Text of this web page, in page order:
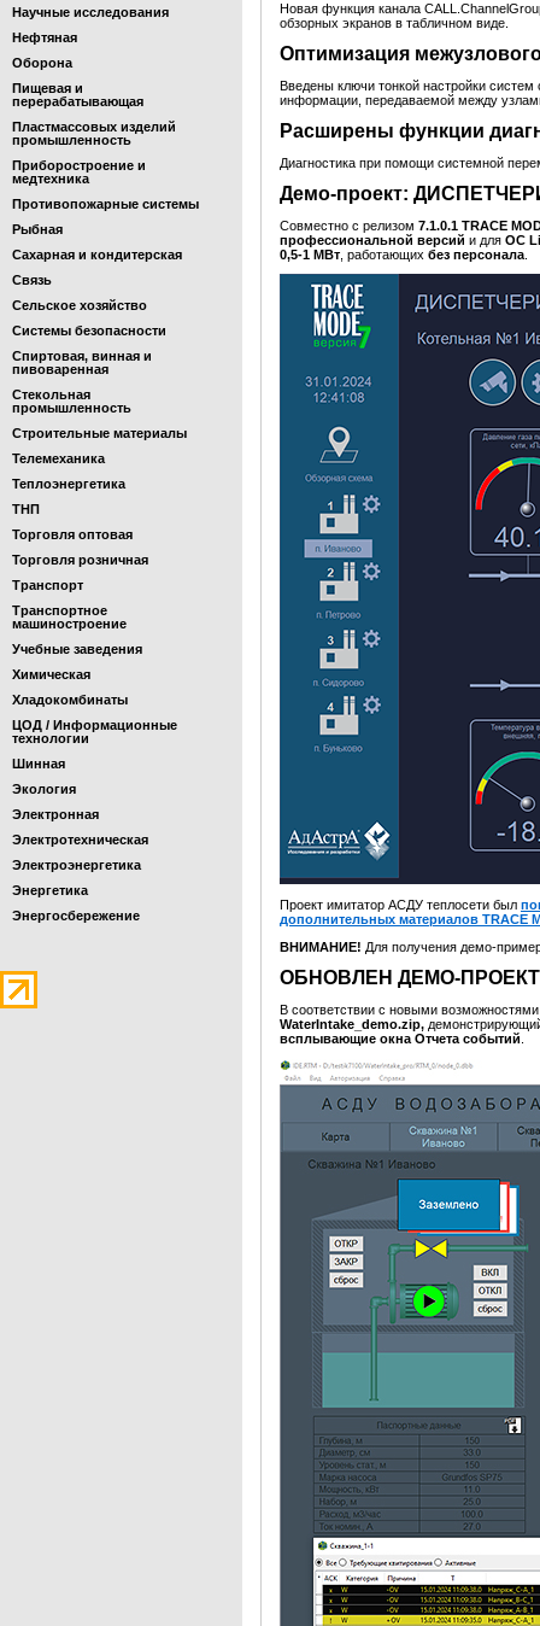
Научные исследования
Нефтяная
Оборона
Пищевая и
перерабатывающая
Пластмассовых изделий
промышленность
Приборостроение и
медтехника
Противопожарные системы
Рыбная
Сахарная и кондитерская
Связь
Сельское хозяйство
Системы безопасности
Спиртовая, винная и
пивоваренная
Стекольная
промышленность
Строительные материалы
Телемеханика
Теплоэнергетика
ТНП
Торговля оптовая
Торговля розничная
Транспорт
Транспортное
машиностроение
Учебные заведения
Химическая
Хладокомбинаты
ЦОД / Информационные
технологии
Шинная
Экология
Электронная
Электротехническая
Электроэнергетика
Энергетика
Энергосбережение
Новая функция канала
обзорных экранов в табличном виде.
Оптимизация
Введены ключи тонкой настройки
информации, передаваемой между
Расширены функции
Диагностика при помощи системной
Демо-проект:
Совместно с релизом 7.1.0.1 TRACE
профессиональной версий и для ОС
0,5-1 МВт , работающих без персонала
Проект имитатор АСДУ теплосети был
дополнительных материалов TRACE
ВНИМАНИЕ! Для получения демо-
ОБНОВЛЕН ДЕМО-
В соответствии с новыми
WaterIntake_demo.zip,
всплывающие окна Отчета событий